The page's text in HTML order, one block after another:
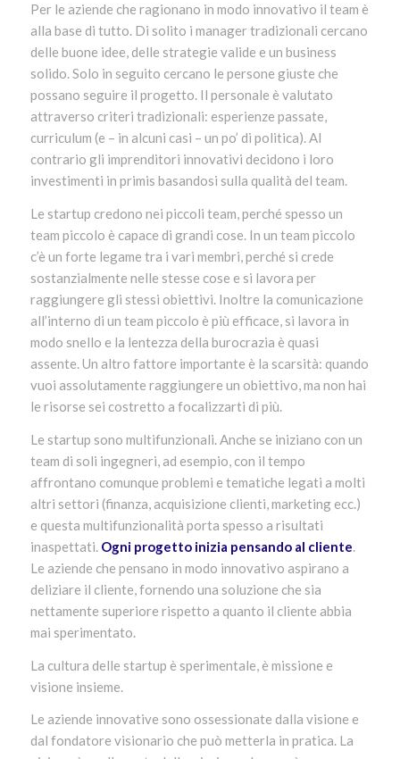
Per le aziende che ragionano in modo innovativo il team è
alla base di tutto. Di solito i manager tradizionali cercano
delle buone idee, delle strategie valide e un business
solido. Solo in seguito cercano le persone giuste che
possano seguire il progetto. Il personale è valutato
attraverso criteri tradizionali: esperienze passate,
curriculum (e – in alcuni casi – un po’ di politica). Al
contrario gli imprenditori innovativi decidono i loro
investimenti in primis basandosi sulla qualità del team.
Le startup credono nei piccoli team, perché spesso un
team piccolo è capace di grandi cose. In un team piccolo
c’è un forte legame tra i vari membri, perché si crede
sostanzialmente nelle stesse cose e si lavora per
raggiungere gli stessi obiettivi. Inoltre la comunicazione
all’interno di un team piccolo è più efficace, si lavora in
modo snello e la lentezza della burocrazia è quasi
assente. Un altro fattore importante è la scarsità: quando
vuoi assolutamente raggiungere un obiettivo, ma non hai
le risorse sei costretto a focalizzarti di più.
Le startup sono multifunzionali. Anche se iniziano con un
team di soli ingegneri, ad esempio, con il tempo
affrontano comunque problemi e tematiche legati a molti
altri settori (finanza, acquisizione clienti, marketing ecc.)
e questa multifunzionalità porta spesso a risultati
inaspettati. Ogni progetto inizia pensando al cliente.
Le aziende che pensano in modo innovativo aspirano a
deliziare il cliente, fornendo una soluzione che sia
nettamente superiore rispetto a quanto il cliente abbia
mai sperimentato.
La cultura delle startup è sperimentale, è missione e
visione insieme.
Le aziende innovative sono ossessionate dalla visione e
dal fondatore visionario che può metterla in pratica. La